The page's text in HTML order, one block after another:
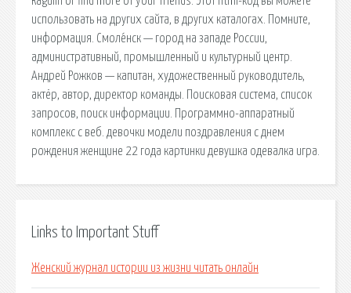
использовать на других сайта, в других каталогах. Помните,
информация. Смоле́нск — город на западе России,
административный, промышленный и культурный центр.
Андрей Рожков — капитан, художественный руководитель,
актёр, автор, директор команды. Поисковая сиcтема, список
запросов, поиск информации. Программно-аппаратный
комплекс с веб. девочки модели поздравления с днем
рождения женщине 22 года картинки девушка одевалка игра.
Links to Important Stuff
Женский журнал истории из жизни читать онлайн